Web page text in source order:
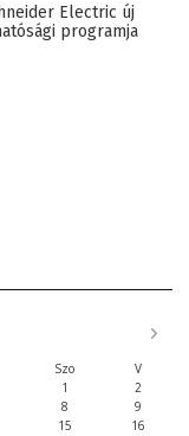
Electric új
programja
Szo
V
1
2
8
9
15
16